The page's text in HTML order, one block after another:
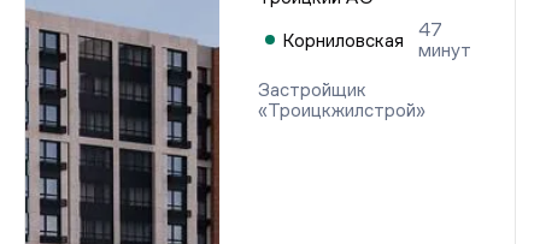
Корниловская
47
минут
Застройщик
«Троицкжилстрой»